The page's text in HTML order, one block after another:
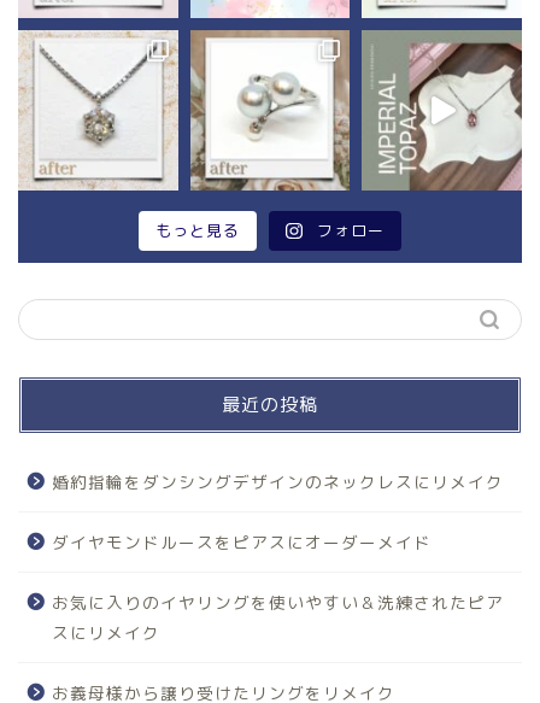
もっと見る フォロー
最近の投稿
婚約指輪をダンシングデザインのネックレスにリメイク
ダイヤモンドルースをピアスにオーダーメイド
お気に入りのイヤリングを使いやすい＆洗練されたピア
スにリメイク
お義母様から譲り受けたリングをリメイク